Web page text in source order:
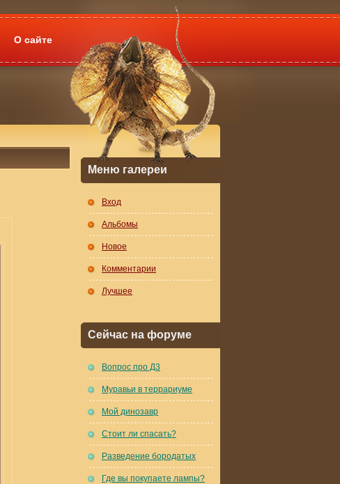
О сайте
Меню галереи
Вход
Альбомы
Новое
Комментарии
Лучшее
Сейчас на форуме
Вопрос про Д3
Муравьи в террариуме
Мой динозавр
Стоит ли спасать?
Разведение бородатых
Где вы покупаете лампы?